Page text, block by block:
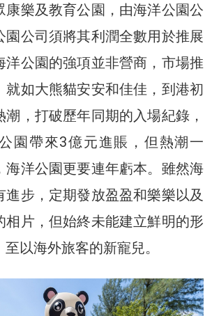
康樂及教育公園，由海洋公園公
園公司須將其利潤全數用於推展
洋公園的強項並非營商，市場推
就如大熊貓安安和佳佳，到港初
，打破歷年同期的入場紀錄，
園帶來3億元進賬，但熱潮一
海洋公園更要連年虧本。雖然海
進步，定期發放盈盈和樂樂以及
相片，但始終未能建立鮮明的形
以海外旅客的新寵兒。